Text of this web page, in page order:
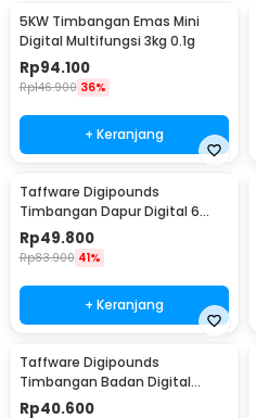
5KW Timbangan Emas Mini
Digital Multifungsi 3kg 0.1g
Rp94.100
Rp146.900 36%
+ Keranjang
Taffware Digipounds
Timbangan Dapur Digital 6
Satuan 1kg 0.1g - i2000
Rp49.800
Rp83.900 41%
+ Keranjang
Taffware Digipounds
Timbangan Badan Digital
Scale Battery 0.05kg 180kg -
Rp40.600